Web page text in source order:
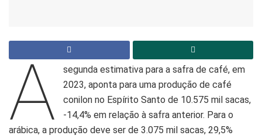
A
segunda estimativa para a safra de café, em
2023, aponta para uma produção de café
conilon no Espírito Santo de 10.575 mil sacas,
-14,4% em relação à safra anterior. Para o
arábica, a produção deve ser de 3.075 mil sacas, 29,5%